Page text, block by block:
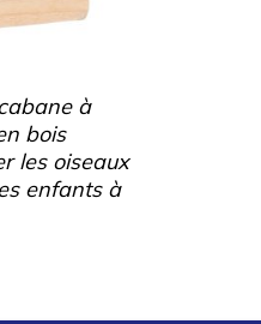
à
bois
les oiseaux
enfants à